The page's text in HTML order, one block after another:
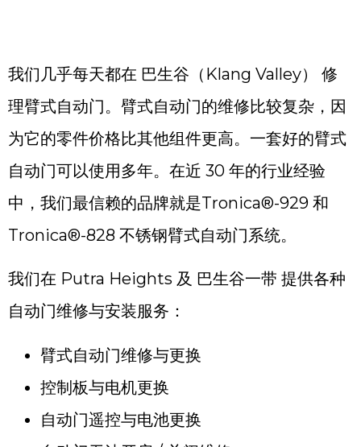
我们几乎每天都在 巴生谷（Klang Valley） 修
理臂式自动门。臂式自动门的维修比较复杂，因
为它的零件价格比其他组件更高。一套好的臂式
自动门可以使用多年。在近 30 年的行业经验
中，我们最信赖的品牌就是Tronica®-929 和
Tronica®-828 不锈钢臂式自动门系统。
我们在 Putra Heights 及 巴生谷一带 提供各种
自动门维修与安装服务：
臂式自动门维修与更换
控制板与电机更换
自动门遥控与电池更换